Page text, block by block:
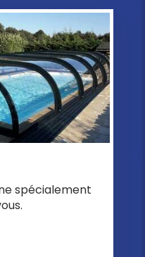
qui